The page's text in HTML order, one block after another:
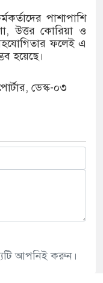
পাশাপাশি
উত্তর কোরিয়া ও
ফলেই এ
হয়েছে।
ডেস্ক-০৩
আপনিই করুন।